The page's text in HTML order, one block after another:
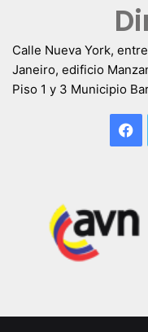
Calle Nueva York,
Janeiro, edificio
Piso 1 y 3 Municipio